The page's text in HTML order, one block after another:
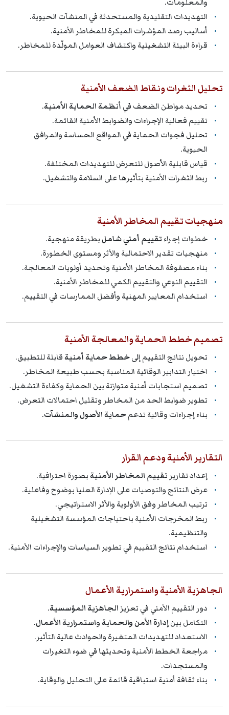
التهديدات التقليدية والمستحدثة في المنشآت الحيوية.
أساليب رصد المؤشرات المبكرة للمخاطر الأمنية.
قراءة البيئة التشغيلية واكتشاف العوامل المولّدة للمخاطر.
تحليل الثغرات ونقاط الضعف الأمنية
تحديد مواطن الضعف في أنظمة الحماية الأمنية.
تقييم فعالية الإجراءات والضوابط الأمنية القائمة.
تحليل فجوات الحماية في المواقع الحساسة والمرافق
الحيوية.
قياس قابلية الأصول للتعرض للتهديدات المختلفة.
ربط الثغرات الأمنية بتأثيرها على السلامة والتشغيل.
منهجيات تقييم المخاطر الأمنية
خطوات إجراء تقييم أمني شاملبطريقة منهجية.
منهجيات تقدير الاحتمالية والأثر ومستوى الخطورة.
بناء مصفوفة المخاطر الأمنية وتحديد أولويات المعالجة.
التقييم النوعي والتقييم الكمي للمخاطر الأمنية.
استخدام المعايير المهنية وأفضل الممارسات في التقييم.
تصميم خطط الحماية والمعالجة الأمنية
تحويل نتائج التقييم إلىخطط حماية أمنيةقابلة للتطبيق.
اختيار التدابير الوقائية المناسبة بحسب طبيعة المخاطر.
تصميم استجابات أمنية متوازنة بين الحماية وكفاءة التشغيل.
تطوير ضوابط الحد من المخاطر وتقليل احتمالات التعرض.
بناء إجراءات وقائية تدعمحماية الأصول والمنشآت.
التقارير الأمنية ودعم القرار
إعداد تقارير تقييم المخاطر الأمنيةبصورة احترافية.
عرض النتائج والتوصيات على الإدارة العليا بوضوح وفاعلية.
ترتيب المخاطر وفق الأولوية والأثر الاستراتيجي.
ربط المخرجات الأمنية باحتياجات المؤسسة التشغيلية
والتنظيمية.
استخدام نتائج التقييم في تطوير السياسات والإجراءات الأمنية.
الجاهزية الأمنية واستمرارية الأعمال
دور التقييم الأمني في تعزيز الجاهزية المؤسسية.
التكامل بين إدارة الأمن والحمايةواستمرارية الأعمال.
الاستعداد للتهديدات المتغيرة والحوادث عالية التأثير.
مراجعة الخطط الأمنية وتحديثها في ضوء التغيرات
والمستجدات.
بناء ثقافة أمنية استباقية قائمة على التحليل والوقاية.